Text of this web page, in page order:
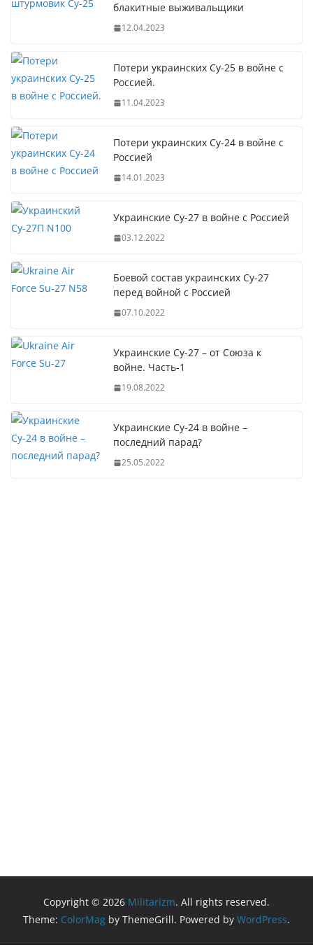
блакитные выживальщики
12.04.2023
Потери украинских Су-25 в войне с
Россией.
11.04.2023
Потери украинских Су-24 в войне с
Россией
14.01.2023
Украинские Су-27 в войне с Россией
03.12.2022
Боевой состав украинских Су-27
перед войной с Россией
07.10.2022
Украинские Су-27 – от Союза к
войне. Часть-1
19.08.2022
Украинские Су-24 в войне –
последний парад?
25.05.2022
Copyright © 2026 Militarizm. All rights reserved.
Theme: ColorMag by ThemeGrill. Powered by WordPress.